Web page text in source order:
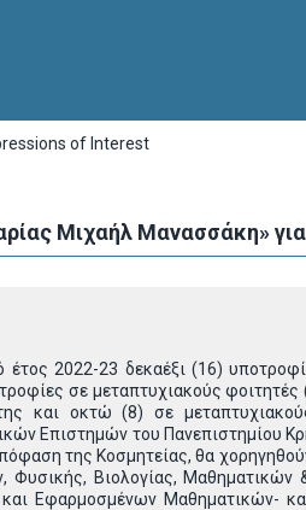
of Interest
Μιχαήλ Μανασσάκη»
έτος 2022-23 δεκαέξι (16)
σε μεταπτυχιακούς
και οκτώ (8) σε
Επιστημών του Πανεπιστημίου
της Κοσμητείας, θα
Φυσικής, Βιολογίας,
Εφαρμοσμένων Μαθηματικών-